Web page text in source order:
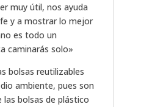
muy útil, nos ayuda
y a mostrar lo mejor
es todo un
caminarás solo»
bolsas reutilizables
ambiente, pues son
bolsas de plástico